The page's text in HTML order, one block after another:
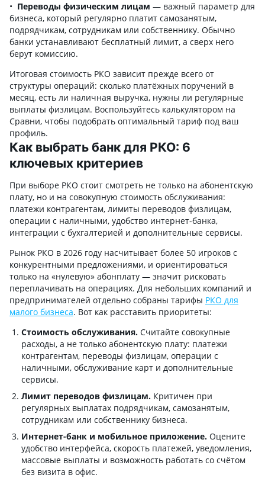
Переводы физическим лицам — важный параметр для
бизнеса, который регулярно платит самозанятым,
подрядчикам, сотрудникам или собственнику. Обычно
банки устанавливают бесплатный лимит, а сверх него
берут комиссию.
Итоговая стоимость РКО зависит прежде всего от
структуры операций: сколько платёжных поручений в
месяц, есть ли наличная выручка, нужны ли регулярные
выплаты физлицам. Воспользуйтесь калькулятором на
Сравни, чтобы подобрать оптимальный тариф под ваш
профиль.
Как выбрать банк для РКО: 6
ключевых критериев
При выборе РКО стоит смотреть не только на абонентскую
плату, но и на совокупную стоимость обслуживания:
платежи контрагентам, лимиты переводов физлицам,
операции с наличными, удобство интернет-банка,
интеграции с бухгалтерией и дополнительные сервисы.
Рынок РКО в 2026 году насчитывает более 50 игроков с
конкурентными предложениями, и ориентироваться
только на «нулевую» абонплату — значит рисковать
переплачивать на операциях. Для небольших компаний и
предпринимателей отдельно собраны тарифы РКО для
малого бизнеса. Вот как расставить приоритеты:
Стоимость обслуживания. Считайте совокупные
расходы, а не только абонентскую плату: платежи
контрагентам, переводы физлицам, операции с
наличными, обслуживание карт и дополнительные
сервисы.
Лимит переводов физлицам. Критичен при
регулярных выплатах подрядчикам, самозанятым,
сотрудникам или собственнику бизнеса.
Интернет-банк и мобильное приложение. Оцените
удобство интерфейса, скорость платежей, уведомления,
массовые выплаты и возможность работать со счётом
без визита в офис.